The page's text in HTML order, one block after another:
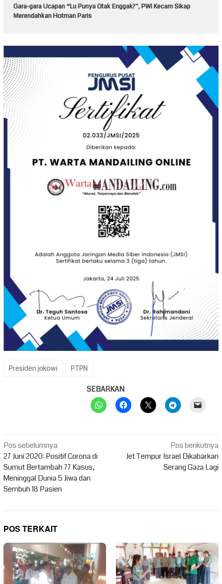
Gara-gara Ucapan “Lu Punya Otak Enggak?”, PWI Kecam Sikap
Merendahkan Hotman Paris
Presiden jokowi PTPN
SEBARKAN
Navigasi
pos
Pos sebelumnya
27 Juni 2020: Positif Corona di
Sumut Bertambah 77 Kasus,
Meninggal Dunia 5 Jiwa dan
Sembuh 18 Pasien
Pos berikutnya
Jet Tempur Israel Dikabarkan
Serang Gaza Lagi
POS TERKAIT